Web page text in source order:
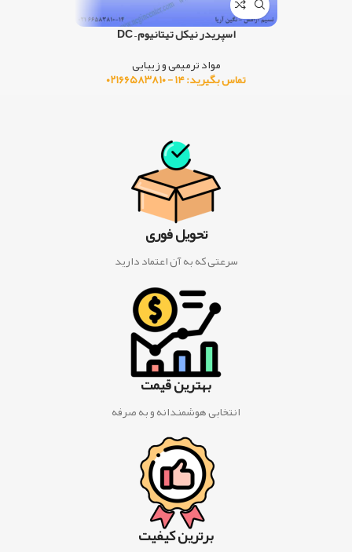
اسپریدر نیکل تیتانیوم – DC
مواد ترمیمی و زیبایی
تماس بگیرید: ۱۴ - ۰۲۱۶۶۵۸۳۸۱۰
تحویل فوری
سرعتی که به آن اعتماد دارید
بهترین قیمت
انتخابی هوشمندانه و به صرفه
برترین کیفیت